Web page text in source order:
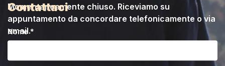
Momentaneamente chiuso. Riceviamo su
appuntamento da concordare telefonicamente o via
email.
Contattaci
Nome *